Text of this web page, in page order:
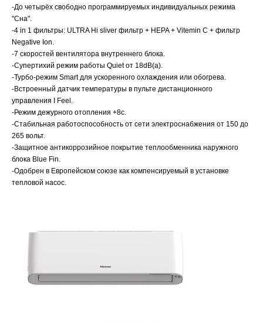
-До четырёх свободно программируемых индивидуальных режима
"Сна".
-4 in 1 фильтры: ULTRA Hi sliver фильтр + HEPA + Vitemin C + фильтр
Negative Ion.
-7 скоростей вентилятора внутреннего блока.
-Супертихий режим работы Quiet от 18dB(a).
-Турбо-режим Smart для ускоренного охлаждения или обогрева.
-Встроенный датчик температуры в пульте дистанционного
управления I Feel.
-Режим дежурного отопления +8с.
-Стабильная работоспособность от сети электроснабжения от 150 до
265 вольт.
-Защитное антикоррозийное покрытие теплообменника наружного
блока Blue Fin.
-Одобрен в Европейском союзе как компенсируемый в установке
тепловой насос.